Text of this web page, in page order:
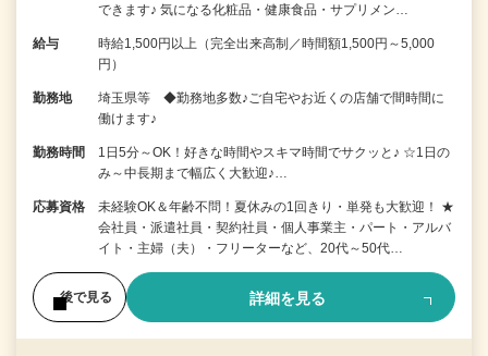
できます♪ 気になる化粧品・健康食品・サプリメン…
給与
時給1,500円以上（完全出来高制／時間額1,500円～5,000
円）
勤務地
埼玉県等 ◆勤務地多数♪ご自宅やお近くの店舗で間時間に
働けます♪
勤務時間
1日5分～OK！好きな時間やスキマ時間でサクッと♪ ☆1日の
み～中長期まで幅広く大歓迎♪…
応募資格
未経験OK＆年齢不問！夏休みの1回きり・単発も大歓迎！ ★
会社員・派遣社員・契約社員・個人事業主・パート・アルバ
イト・主婦（夫）・フリーターなど、20代～50代…
後で見る 詳細を見る